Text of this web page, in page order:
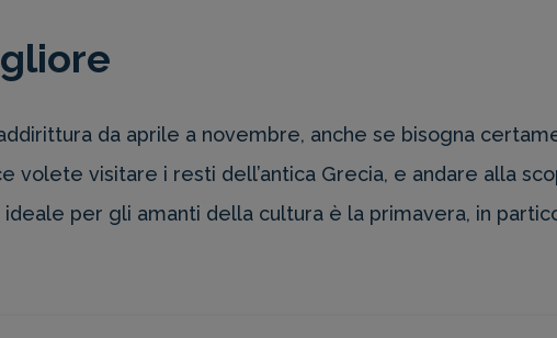
da aprile a novembre, anche se bisogna
visitare i resti dell’antica Grecia, e andare alla
per gli amanti della cultura è la primavera, in